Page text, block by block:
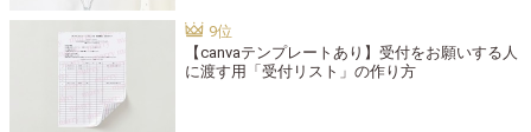
【canvaテンプレートあり】受付をお願いする人
に渡す用「受付リスト」の作り方